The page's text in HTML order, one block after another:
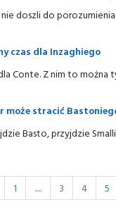
doszli do
czas dla Inzaghiego
Conte. Z nim to
może stracić
Basto, przyjdzie
1 ..... 3 4 5